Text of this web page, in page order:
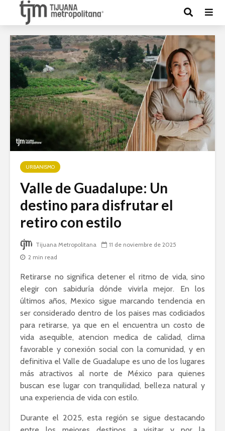
URBANISMO
Valle de Guadalupe: Un
destino para disfrutar el
retiro con estilo
Tijuana Metropolitana
11 de noviembre de 2025
2 min read
Retirarse no significa detener el ritmo de vida, sino
elegir con sabiduría dónde vivirla mejor. En los
últimos años, Mexico sigue marcando tendencia en
ser considerado dentro de los paises mas codiciados
para retirarse, ya que en el encuentra un costo de
vida asequible, atencion medica de calidad, clima
favorable y conexión social con la comunidad, y en
definitiva el Valle de Guadalupe es uno de los lugares
más atractivos al norte de México para quienes
buscan ese lugar con tranquilidad, belleza natural y
una experiencia de vida con estilo.
Durante el 2025, esta región se sigue destacando